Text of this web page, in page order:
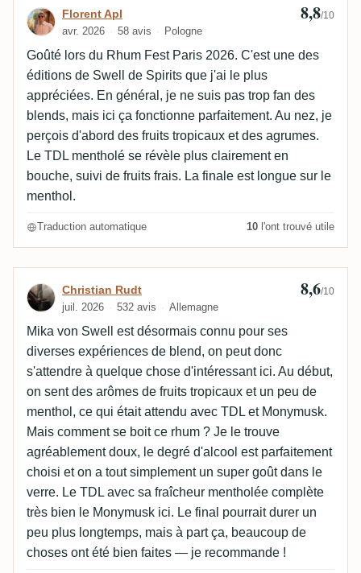
Avis de Florent Apl
Florent Apl
avr. 2026 58 avis Pologne
8,8/10
Goûté lors du Rhum Fest Paris 2026. C'est une des
éditions de Swell de Spirits que j'ai le plus
appréciées. En général, je ne suis pas trop fan des
blends, mais ici ça fonctionne parfaitement. Au nez, je
perçois d'abord des fruits tropicaux et des agrumes.
Le TDL mentholé se révèle plus clairement en
bouche, suivi de fruits frais. La finale est longue sur le
menthol.
Traduction automatique 10 l'ont trouvé utile
Avis de Christian Rudt
Christian Rudt
juil. 2026 532 avis Allemagne
8,6/10
Mika von Swell est désormais connu pour ses
diverses expériences de blend, on peut donc
s'attendre à quelque chose d'intéressant ici. Au début,
on sent des arômes de fruits tropicaux et un peu de
menthol, ce qui était attendu avec TDL et Monymusk.
Mais comment se boit ce rhum ? Je le trouve
agréablement doux, le degré d'alcool est parfaitement
choisi et on a tout simplement un super goût dans le
verre. Le TDL avec sa fraîcheur mentholée complète
très bien le Monymusk ici. Le final pourrait durer un
peu plus longtemps, mais à part ça, beaucoup de
choses ont été bien faites — je recommande !